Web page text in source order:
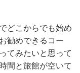
どこからでも始め
勧めできるコー
てみたいと思って
間と旅館が空いて